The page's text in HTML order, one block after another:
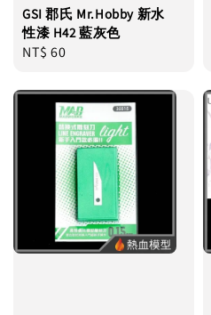
GSI 郡氏 Mr.Hobby 新水
性漆 H42 藍灰色
Regular
NT$ 60